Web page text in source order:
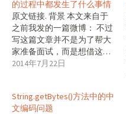
的过程中都发生了什么事情
原文链接. 背景 本文来自于
之前我发的一篇微博： 不过
写这篇文章并不是为了帮大
家准备面试，而是想借这…
2014年7月22日
String.getBytes()方法中的中
文编码问题